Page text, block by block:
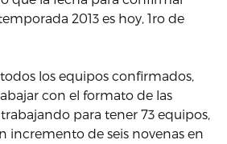
2013 es hoy, 1ro de
los equipos confirmados,
con el formato de las
para tener 73 equipos,
incremento de seis novenas en